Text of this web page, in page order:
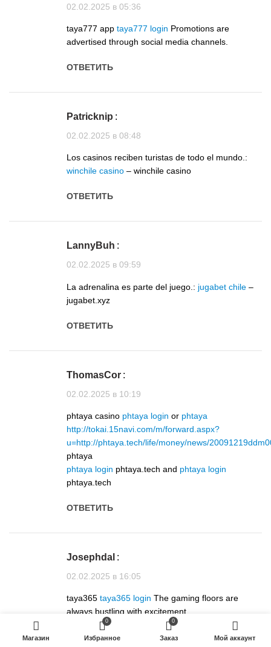
02.02.2025 в 05:36
taya777 app taya777 login Promotions are
advertised through social media channels.
ОТВЕТИТЬ
Patricknip :
02.02.2025 в 08:48
Los casinos reciben turistas de todo el mundo.:
winchile casino – winchile casino
ОТВЕТИТЬ
LannyBuh :
02.02.2025 в 09:59
La adrenalina es parte del juego.: jugabet chile –
jugabet.xyz
ОТВЕТИТЬ
ThomasCor :
02.02.2025 в 10:19
phtaya casino phtaya login or phtaya
http://tokai.15navi.com/m/forward.aspx?
u=http://phtaya.tech/life/money/news/
phtaya
phtaya login phtaya.tech and phtaya login
phtaya.tech
ОТВЕТИТЬ
Josephdal :
02.02.2025 в 16:05
taya365 taya365 login The gaming floors are
always bustling with excitement.
ОТВЕТИТЬ
Магазин
0
Избранное
0
Заказ Мой аккаунт